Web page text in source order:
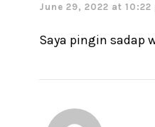
June 29, 2022 at 10:22
Saya pingin sadap